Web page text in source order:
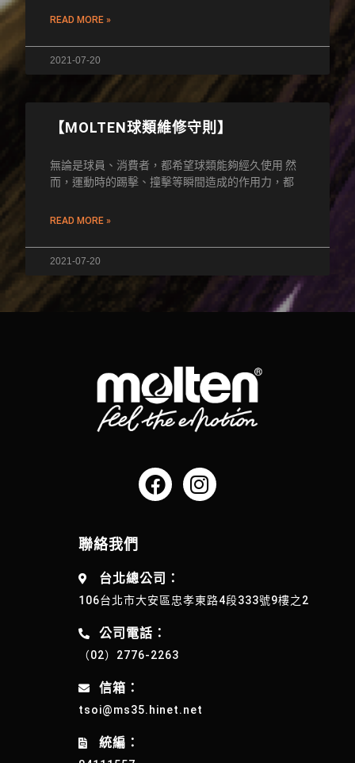
READ MORE »
2021-07-20
【MOLTEN球類維修守則】
無論是球員、消費者，都希望球類能夠經久使用 然
而，運動時的踢擊、撞擊等瞬間造成的作用力，都
READ MORE »
2021-07-20
聯絡我們
台北總公司：
106台北市大安區忠孝東路4段333號9樓之2
公司電話：
（02）2776-2263
信箱：
tsoi@ms35.hinet.net
統編：